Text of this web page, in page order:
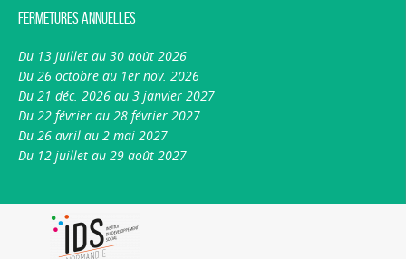
Fermetures annuelles
Du 13 juillet au 30 août 2026
Du 26 octobre au 1er nov. 2026
Du 21 déc. 2026 au 3 janvier 2027
Du 22 février au 28 février 2027
Du 26 avril au 2 mai 2027
Du 12 juillet au 29 août 2027